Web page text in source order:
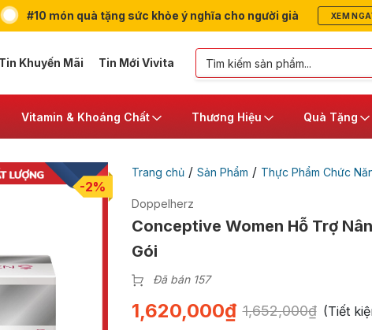
#10 món quà tặng sức khỏe ý nghĩa cho người già XEM
Khuyến Mãi Tin Mới Vivita
Vitamin & Khoáng Chất Thương Hiệu Quà Tặng
-2%
Trang chủ/ Sản Phẩm / Thực Phẩm Chức
Doppelherz
Conceptive Women Hỗ Trợ
Gói
Đã bán 157
1,652,000₫
1,620,000₫ (Tiết